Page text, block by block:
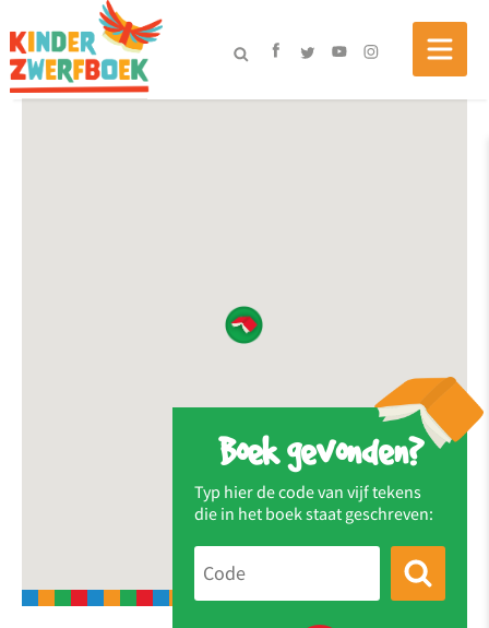
Boek gevonden?
Typ hier de code van vijf tekens
die in het boek staat geschreven: